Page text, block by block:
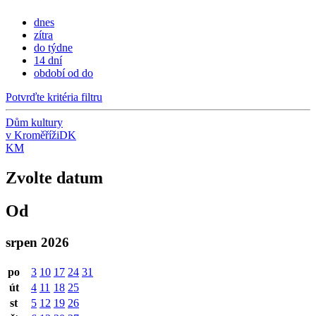
dnes
zítra
do týdne
14 dní
období od do
Potvrďte kritéria filtru
Dům kultury
v KroměřížiDK
KM
Zvolte datum
Od
srpen 2026
po 3 10 17 24 31
út
4 11 18 25
st
5 12 19 26